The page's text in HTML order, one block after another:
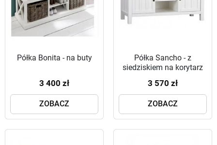
Półka Bonita - na buty
3 400 zł
ZOBACZ
Półka Sancho - z
siedziskiem na korytarz
3 570 zł
ZOBACZ